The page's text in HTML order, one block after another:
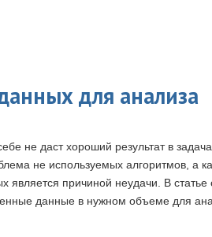
для анализа
не даст хороший результат в
не используемых алгоритмов, а
причиной неудачи. В статье
данные в нужном объеме для